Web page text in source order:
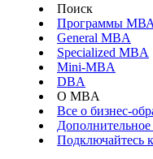
Поиск
Программы МВА
General MBA
Specialized MBA
Mini-MBA
DBA
О MBA
Все о бизнес-
Дополнительное
Подключайтесь